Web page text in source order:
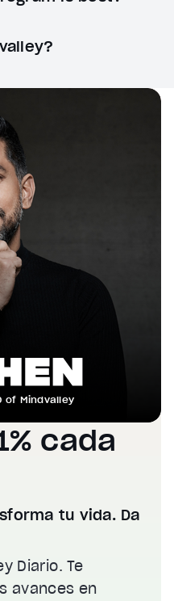
of Mindvalley
cada
tu vida. Da
Diario. Te
avances en